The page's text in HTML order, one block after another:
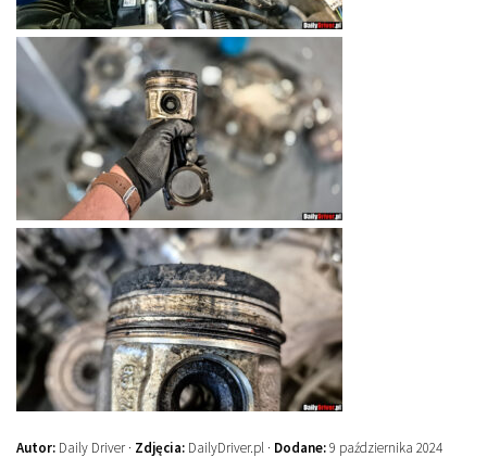
Autor: Daily Driver · Zdjęcia: DailyDriver.pl · Dodane:9 października 2024